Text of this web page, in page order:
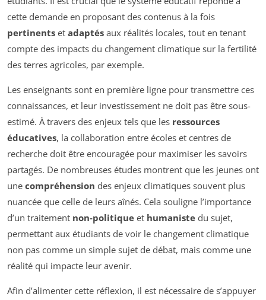
cette demande en proposant des contenus à la fois
pertinents et adaptés aux réalités locales, tout en tenant
compte des impacts du changement climatique sur la fertilité
des terres agricoles, par exemple.
Les enseignants sont en première ligne pour transmettre ces
connaissances, et leur investissement ne doit pas être sous-
estimé. À travers des enjeux tels que les ressources
éducatives, la collaboration entre écoles et centres de
recherche doit être encouragée pour maximiser les savoirs
partagés. De nombreuses études montrent que les jeunes ont
une compréhension des enjeux climatiques souvent plus
nuancée que celle de leurs aînés. Cela souligne l’importance
d’un traitement non-politique et humaniste du sujet,
permettant aux étudiants de voir le changement climatique
non pas comme un simple sujet de débat, mais comme une
réalité qui impacte leur avenir.
Afin d’alimenter cette réflexion, il est nécessaire de s’appuyer